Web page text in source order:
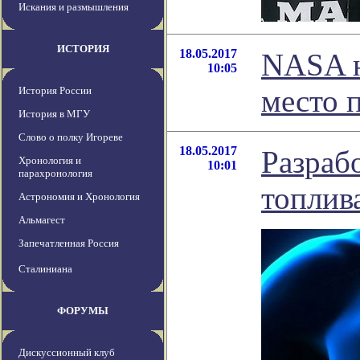
Искания и размышления
ИСТОРИЯ
История России
История в МГУ
Слово о полку Игореве
Хронология и
парахронология
Астрономия и Хронология
Альмагест
Запечатленная Россия
Сталиниана
ФОРУМЫ
Дискуссионный клуб
18.05.2017
10:05
NASA
место
18.05.2017
10:01